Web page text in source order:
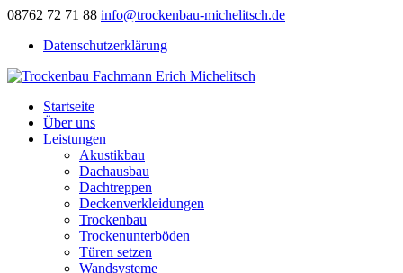
08762 72 71 88 info@trockenbau-michelitsch.de
Datenschutzerklärung
Startseite
Über uns
Leistungen
Akustikbau
Dachausbau
Dachtreppen
Deckenverkleidungen
Trockenbau
Trockenunterböden
Türen setzen
Wandsysteme